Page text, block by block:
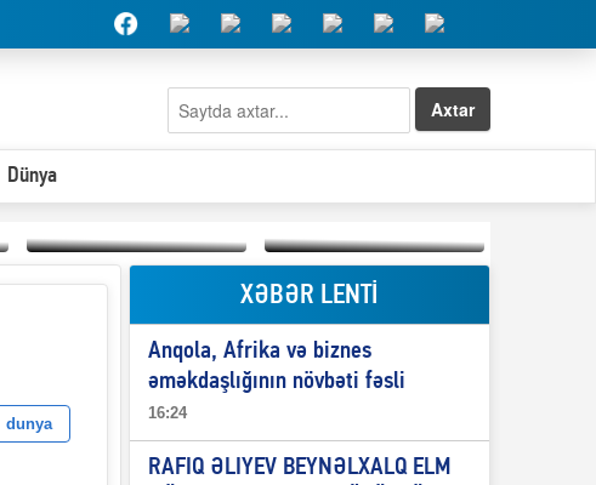
Axtar
Dünya
“Qeyri-səlis məntiq və
dil-nitq” elmimizə
Elşad Abdullayevin
erməniləri
maliyyələşdirən oğlu
niyə Azərbaycana
ekstradisiya olunmur?
dunya
XƏBƏR LENTİ
Anqola, Afrika və biznes
əməkdaşlığının növbəti fəsli
16:24
RAFIQ ƏLIYEV BEYNƏLXALQ ELM